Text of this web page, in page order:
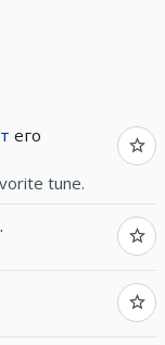
его
tune.
.